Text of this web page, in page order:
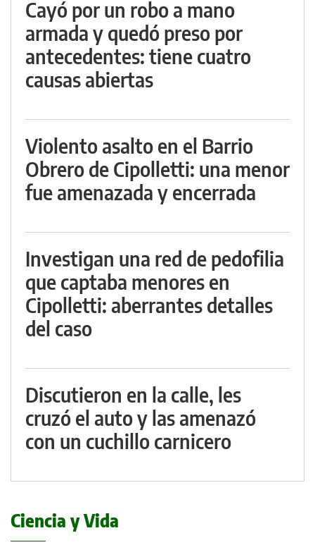
Cayó por un robo a mano
armada y quedó preso por
antecedentes: tiene cuatro
causas abiertas
Violento asalto en el Barrio
Obrero de Cipolletti: una menor
fue amenazada y encerrada
Investigan una red de pedofilia
que captaba menores en
Cipolletti: aberrantes detalles
del caso
Discutieron en la calle, les
cruzó el auto y las amenazó
con un cuchillo carnicero
Ciencia y Vida